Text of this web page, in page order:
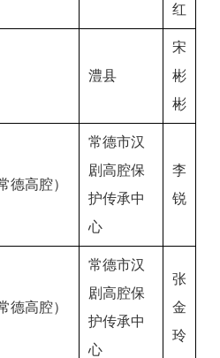
红
澧县
宋
彬
彬
德高腔）
常德市汉
剧高腔保
护传承中
心
李
锐
德高腔）
常德市汉
剧高腔保
护传承中
心
张
金
玲